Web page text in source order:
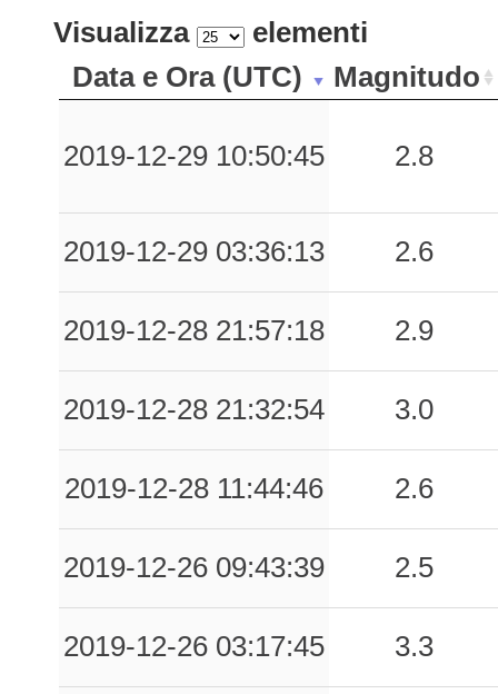
Visualizza
elementi
Data e Ora (UTC)
Magnitudo
2019-12-29 10:50:45 2.8
2019-12-29 03:36:13 2.6
2019-12-28 21:57:18 2.9
2019-12-28 21:32:54 3.0
2019-12-28 11:44:46 2.6
2019-12-26 09:43:39 2.5
2019-12-26 03:17:45 3.3